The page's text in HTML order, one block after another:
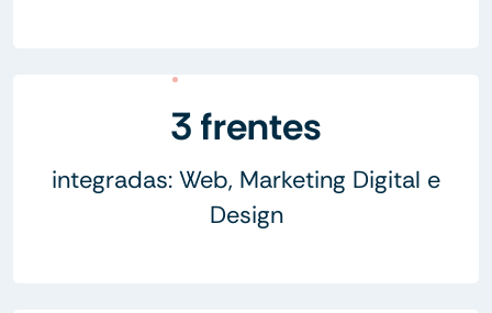
3 frentes
integradas: Web, Marketing Digital e
Design